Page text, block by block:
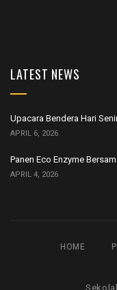
LATEST NEWS
Upacara Bendera Hari
APRIL 6, 2026
Panen Eco Enzyme
APRIL 4, 2026
HOME